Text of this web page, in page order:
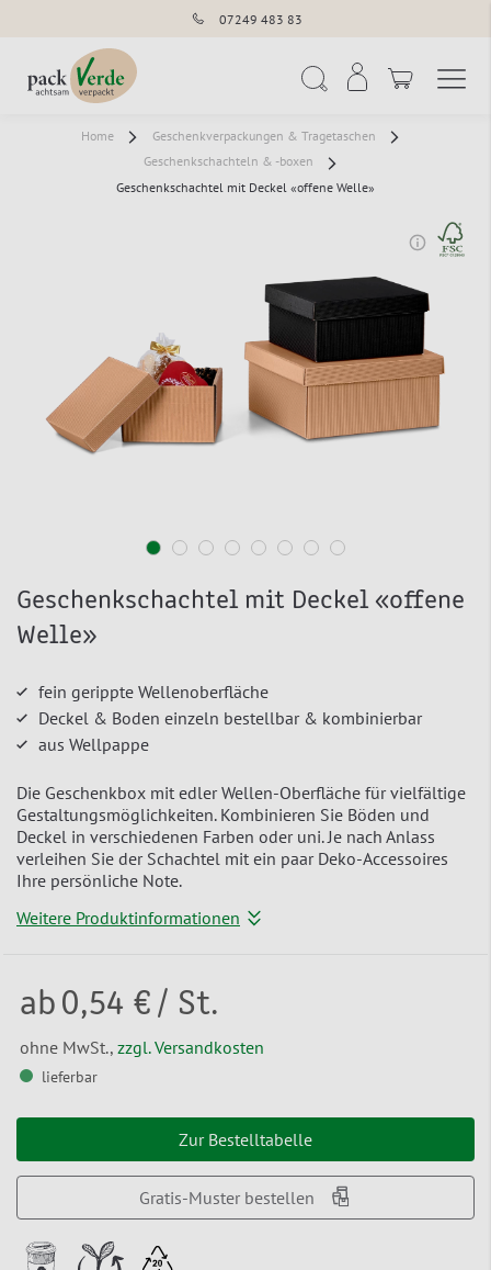
07249 483 83
Home
Geschenkverpackungen & Tragetaschen
Geschenkschachteln & -boxen
Geschenkschachtel mit Deckel «offene Welle»
Geschenkschachtel mit Deckel «offene
Welle»
fein gerippte Wellenoberfläche
Deckel & Boden einzeln bestellbar & kombinierbar
aus Wellpappe
Die Geschenkbox mit edler Wellen-Oberfläche für vielfältige
Gestaltungsmöglichkeiten. Kombinieren Sie Böden und
Deckel in verschiedenen Farben oder uni. Je nach Anlass
verleihen Sie der Schachtel mit ein paar Deko-Accessoires
Ihre persönliche Note.
Weitere Produktinformationen
ab 0,54 € / St.
ohne MwSt., zzgl. Versandkosten
lieferbar
Zur Bestelltabelle
Gratis-Muster bestellen